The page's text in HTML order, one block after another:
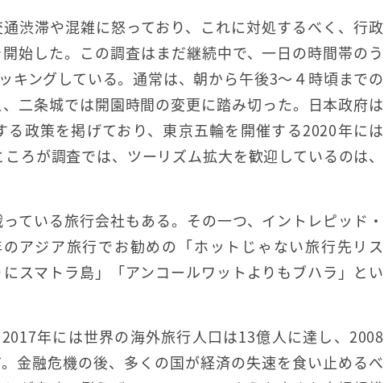
渋滞や混雑に怒っており、これに対処するべく、行政
始した。この調査はまだ継続中で、一日の時間帯のう
キングしている。通常は、朝から午後3～４時頃までの
二条城では開園時間の変更に踏み切った。日本政府は
政策を掲げており、東京五輪を開催する2020年には
ろが調査では、ツーリズム拡大を歓迎しているのは、
ている旅行会社もある。その一つ、イントレピッド・
アジア旅行でお勧めの「ホットじゃない旅行先リス
スマトラ島」「アンコールワットよりもブハラ」とい
年には世界の海外旅行人口は13億人に達し、2008
金融危機の後、多くの国が経済の失速を食い止めるべ